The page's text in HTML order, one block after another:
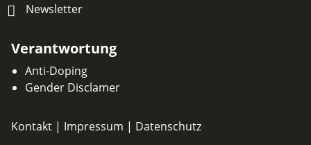
Newsletter
Verantwortung
Anti-Doping
Gender Disclamer
Kontakt | Impressum | Datenschutz